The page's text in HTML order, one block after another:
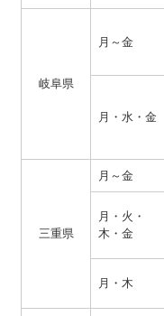
岐阜県
月～金
月・水・金
三重県
月～金
月・火・
木・金
月・木